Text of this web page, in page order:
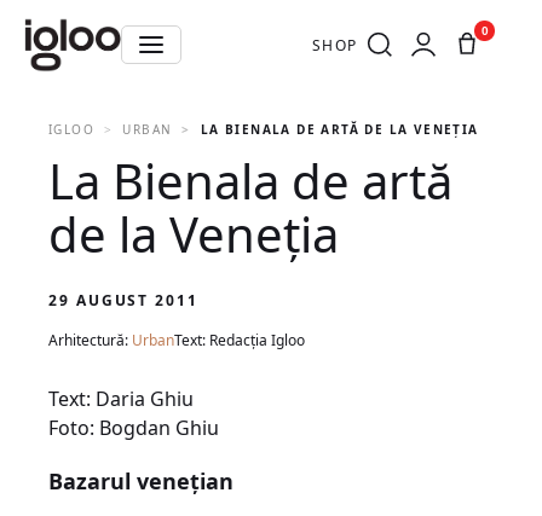
SHOP
0
IGLOO URBAN LA BIENALA DE ARTĂ DE LA VENEŢIA
La Bienala de artă
de la Veneţia
29 AUGUST 2011
Arhitectură: UrbanText: Redacția Igloo
Text: Daria Ghiu
Foto: Bogdan Ghiu
Bazarul veneţian